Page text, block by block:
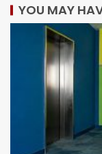
YOU MAY